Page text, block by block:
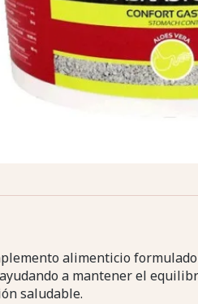
alimenticio
a mantener el
saludable.